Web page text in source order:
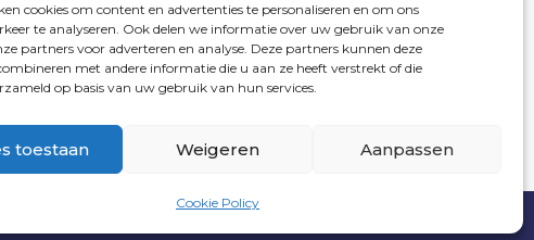
cookies om content en advertenties te personaliseren en om ons
te analyseren. Ook delen we informatie over uw gebruik van onze
partners voor adverteren en analyse. Deze partners kunnen deze
met andere informatie die u aan ze heeft verstrekt of die
op basis van uw gebruik van hun services.
toestaan Weigeren Aanpassen
Cookie Policy